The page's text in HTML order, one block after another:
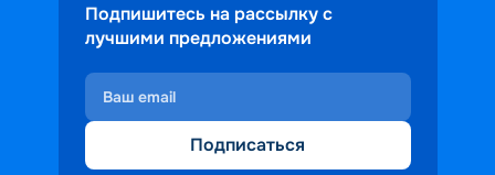
Подпишитесь на рассылку с
лучшими предложениями
Подписаться